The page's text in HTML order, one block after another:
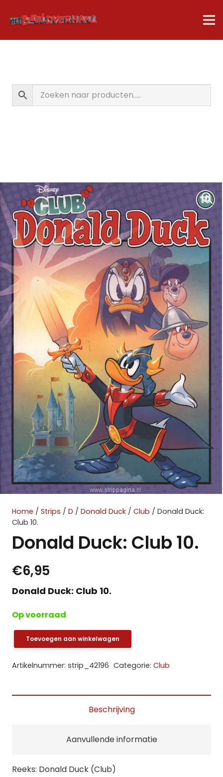
Home / Strips / D / Donald Duck / Club / Donald Duck:
Club 10.
Donald Duck: Club 10.
€6,95
Donald Duck: Club 10.
Op voorraad
Donald
Toevoegen aan winkelwagen
Artikelnummer: strip_42196 Categorie: Club
Beschrijving
Aanvullende informatie
Reeks: Donald Duck (Club)